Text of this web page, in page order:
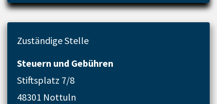
Zuständige Stelle
Steuern und Gebühren
Stiftsplatz 7/8
48301 Nottuln